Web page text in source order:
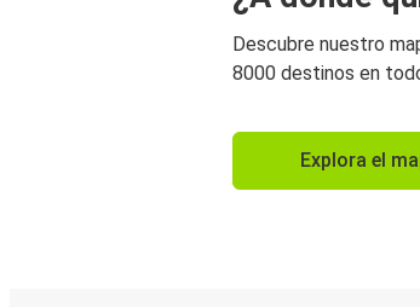
Descubre nuestro
8000 destinos en
Explora el